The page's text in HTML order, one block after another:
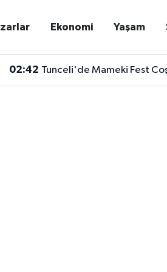
Ekonomi Yaşam
02:42 Tunceli'de Mameki Fest